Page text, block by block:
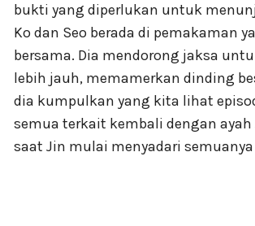
bukti yang diperlukan untuk
Ko dan Seo berada di pemakaman
bersama. Dia mendorong jaksa
lebih jauh, memamerkan dinding
dia kumpulkan yang kita lihat
semua terkait kembali dengan ayah
saat Jin mulai menyadari